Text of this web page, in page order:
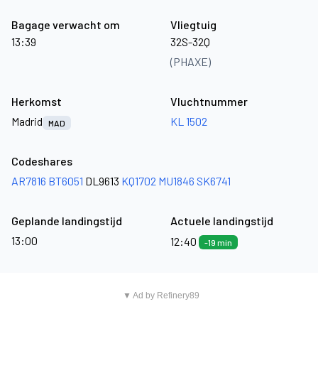
Bagage verwacht om
13:39
Vliegtuig
32S-32Q
(PHAXE)
Herkomst
Madrid
MAD
Vluchtnummer
KL 1502
Codeshares
AR7816 BT6051 DL9613 KQ1702 MU1846 SK6741
Geplande landingstijd
13:00
Actuele landingstijd
12:40
-19 min
▼ Ad by Refinery89